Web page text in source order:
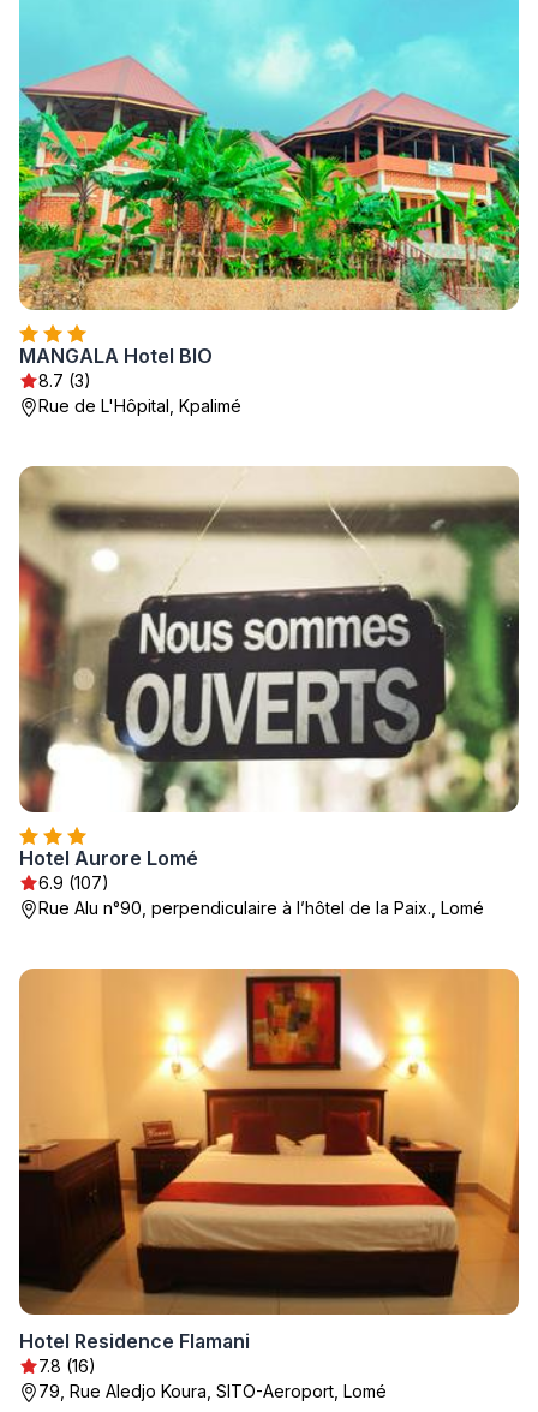
MANGALA Hotel BIO
8.7 (3)
Rue de L'Hôpital, Kpalimé
Hotel Aurore Lomé
6.9 (107)
Rue Alu n°90, perpendiculaire à l’hôtel de la Paix., Lomé
Hotel Residence Flamani
7.8 (16)
79, Rue Aledjo Koura, SITO-Aeroport, Lomé